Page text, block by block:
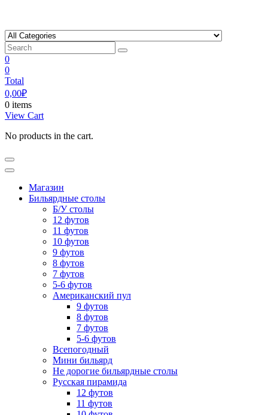
content
0
0
Total
0,00₽
0 items
View Cart
No products in the cart.
Магазин
Бильярдные столы
Б/У столы
12 футов
11 футов
10 футов
9 футов
8 футов
7 футов
5-6 футов
Американский пул
9 футов
8 футов
7 футов
5-6 футов
Всепогодный
Мини бильярд
Не дорогие бильярдные столы
Русская пирамида
12 футов
11 футов